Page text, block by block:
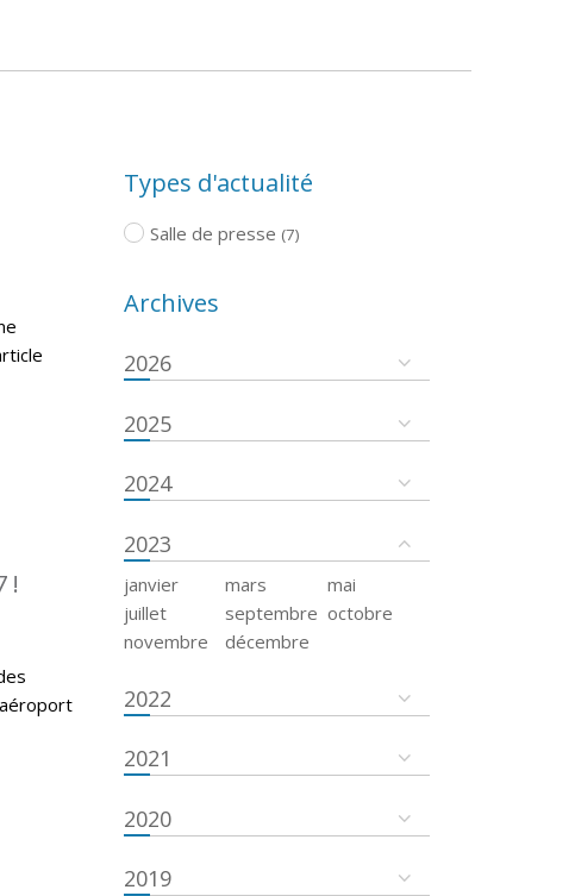
!
Types d'actualité
Salle de presse (7)
Archives
2026
2025
2024
2023
janvier mars
mai
juillet
septembre octobre
novembre
décembre
2022
2021
2020
2019